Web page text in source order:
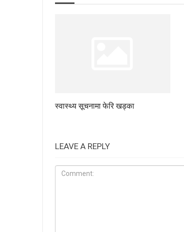
स्वास्थ्य सूचनामा फेरि खड्का
LEAVE A REPLY